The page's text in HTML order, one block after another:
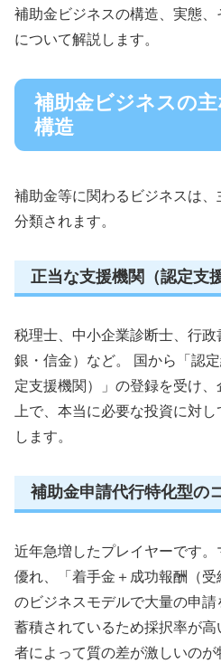
補助金ビジネスの構造、実態
について解説します。
補助金ビジネスの
構造
補助金等に関わるビジネスは
分類されます。
正当な支援機関（認定支
税理士、中小企業診断士、行
銀・信金）など。 国から「認
定支援機関）」の登録を受け
上で、本当に必要な投資に対
します。
補助金申請代行特化型の
近年急増したプレイヤーです
優れ、「着手金＋成功報酬（受
のビジネスモデルで大量の申
蓄積されているため採択率が
者によって質の差が激しいのが